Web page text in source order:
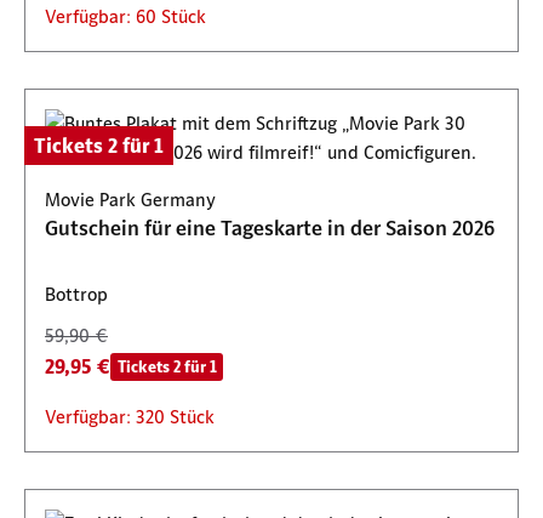
Verfügbar: 60 Stück
Tickets 2 für 1
Movie Park Germany
Gutschein für eine Tageskarte in der Saison 2026
Bottrop
59,90 €
29,95 € Tickets 2 für 1
Verfügbar: 320 Stück